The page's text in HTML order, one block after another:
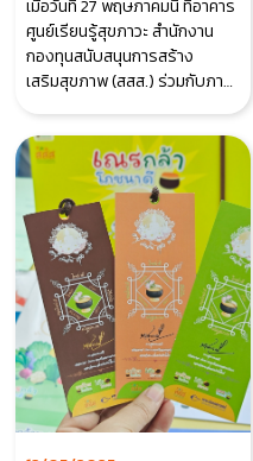
มิตรต่อครอบครัว” ยก
ระดับสุขภาวะคนวัย
ทำงาน 4 มิติ “เวลา-
สถานที่ทำงาน-
สวัสดิการครอบครัว-
ความสัมพันธ์” นำร่อง
32 สถานประกอบการ
เมื่อวันที่ 27 พฤษภาคมนี้ ที่อาคาร
ศูนย์เรียนรู้สุขภาวะ สำนักงาน
กองทุนสนับสนุนการสร้าง
เสริมสุขภาพ (สสส.) ร่วมกับภาคี
ฐานสถา